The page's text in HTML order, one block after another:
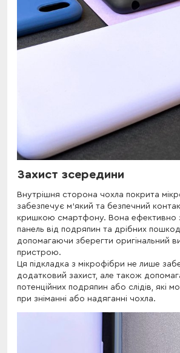
Захист зсередини
Внутрішня сторона чохла покрита
забезпечує м'який та безпечний
кришкою смартфону. Вона ефективно
панель від подряпин та дрібних
допомагаючи зберегти оригінальний
пристрою.
Ця підкладка з мікрофібри не лише
додатковий захист, але також
потенційних подряпин або слідів, які
при зніманні або надяганні чохла.